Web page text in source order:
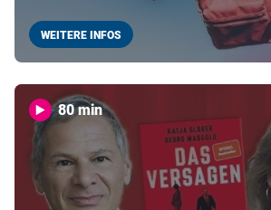
WEITERE INFOS
80 min